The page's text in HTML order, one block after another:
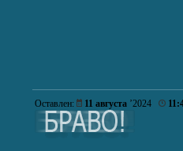
Оставлен: 11 августа ’2024